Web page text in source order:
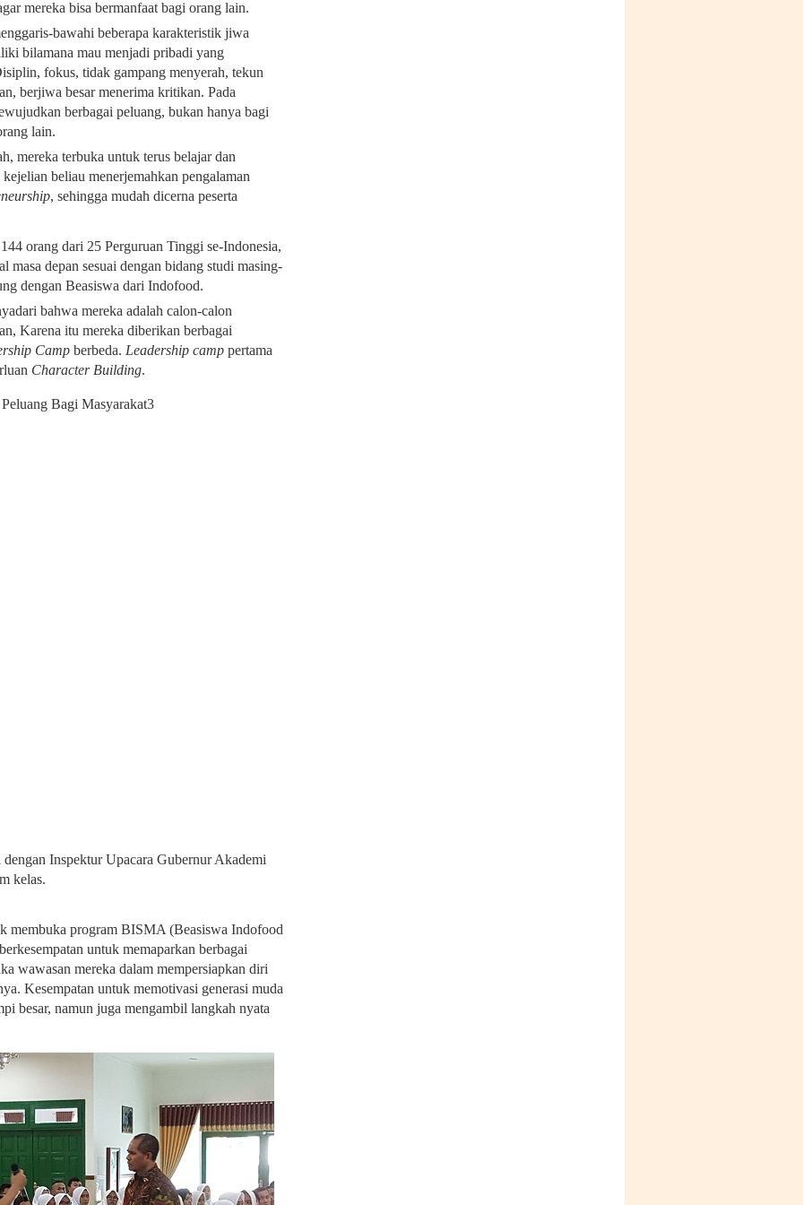
mereka bisa bermanfaat bagi orang lain.
bawahi beberapa karakteristik jiwa
bilamana mau menjadi pribadi yang
fokus, tidak gampang menyerah, tekun
berjiwa besar menerima kritikan. Pada
berbagai peluang, bukan hanya bagi
lain.
mereka terbuka untuk terus belajar dan
beliau menerjemahkan pengalaman
, sehingga mudah dicerna peserta
orang dari 25 Perguruan Tinggi se-Indonesia,
masa depan sesuai dengan bidang studi masing-
dengan Beasiswa dari Indofood.
bahwa mereka adalah calon-calon
Karena itu mereka diberikan berbagai
Campberbeda. Leadership camppertama
Character Building.
dengan Inspektur Upacara Gubernur Akademi
kelas.
membuka program BISMA (Beasiswa Indofood
untuk memaparkan berbagai
wawasan mereka dalam mempersiapkan diri
Kesempatan untuk memotivasi generasi muda
besar, namun juga mengambil langkah nyata